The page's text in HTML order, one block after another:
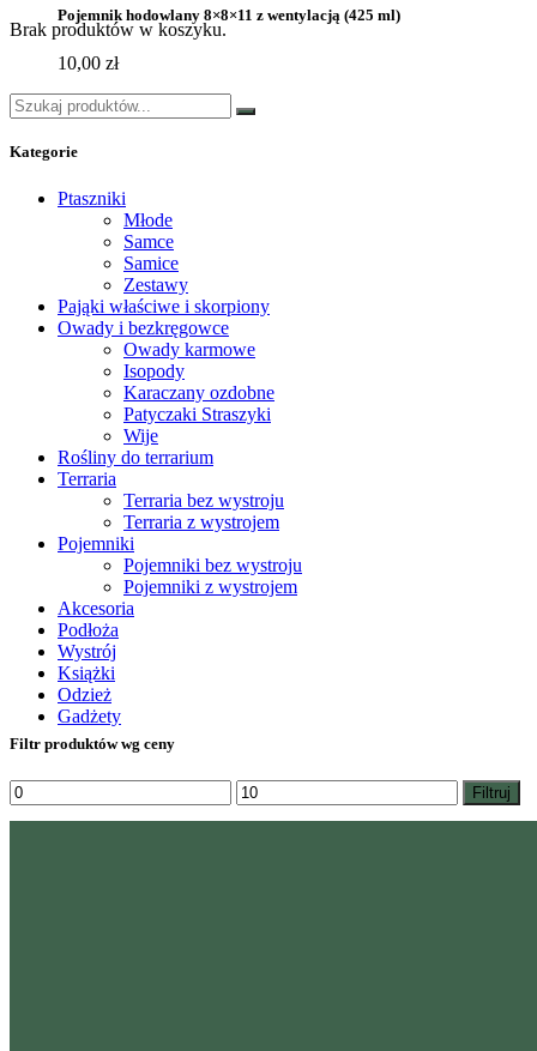
Brak produktów w koszyku.
Pojemnik hodowlany 8×8×11 z wentylacją (425 ml)
10,00 zł
Szukaj:
Kategorie
Ptaszniki
Młode
Samce
Samice
Zestawy
Pająki właściwe i skorpiony
Owady i bezkręgowce
Owady karmowe
Isopody
Karaczany ozdobne
Patyczaki Straszyki
Wije
Rośliny do terrarium
Terraria
Terraria bez wystroju
Terraria z wystrojem
Pojemniki
Pojemniki bez wystroju
Pojemniki z wystrojem
Akcesoria
Podłoża
Wystrój
Książki
Odzież
Gadżety
Filtr produktów wg ceny
Cena
min
Cena
max
Filtruj